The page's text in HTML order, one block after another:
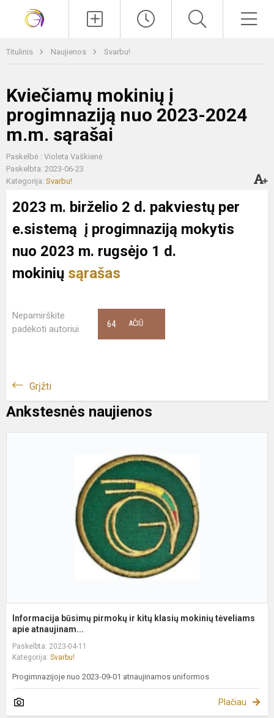
Titulinis Naujienos Svarbu!
Kviečiamų mokinių į
progimnaziją nuo 2023-2024
m.m. sąrašai
Paskelbė : Violeta Vaškienė
Paskelbta: 2023-06-23
Kategorija: Svarbu!
2023 m. birželio 2 d. pakviestų per
e.sistemą į progimnaziją mokytis
nuo 2023 m. rugsėjo 1 d.
mokinių sąrašas
Nepamirškite
padėkoti autoriui
AČIŪ
64
Grįžti
Ankstesnės naujienos
Informacija būsimų pirmokų ir kitų klasių mokinių tėveliams
apie atnaujinam...
Paskelbta: 2023-04-11
Kategorija: Svarbu!
Progimnazijoje nuo 2023-09-01 atnaujinamos uniformos
Plačiau